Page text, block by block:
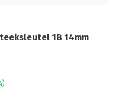
1B 14mm
)